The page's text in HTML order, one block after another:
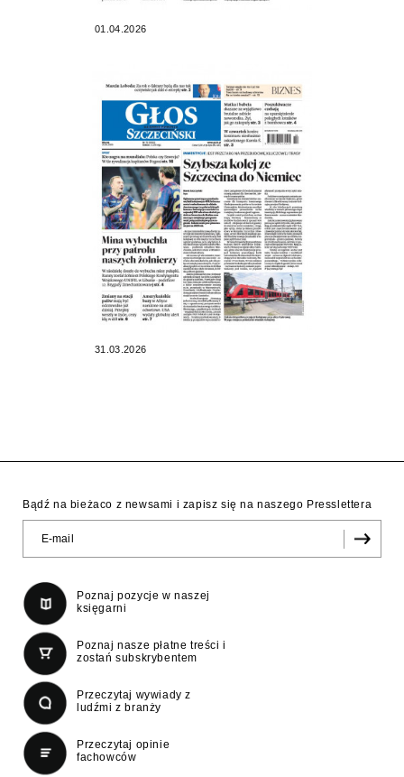
01.04.2026
31.03.2026
Bądź na bieżaco z newsami i zapisz się na naszego Presslettera
Poznaj pozycje w naszej
księgarni
Poznaj nasze płatne treści i
zostań subskrybentem
Przeczytaj wywiady z
ludźmi z branży
Przeczytaj opinie
fachowców